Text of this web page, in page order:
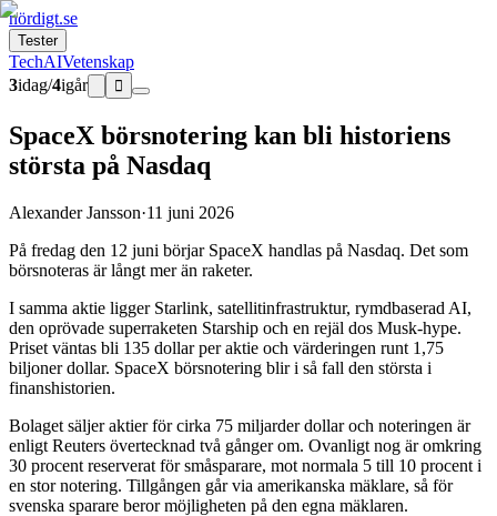
nördigt.se
Tester
TechAIVetenskap
3idag/4igår 
SpaceX börsnotering kan bli historiens
största på Nasdaq
Alexander Jansson·11 juni 2026
På fredag den 12 juni börjar SpaceX handlas på Nasdaq. Det som
börsnoteras är långt mer än raketer.
I samma aktie ligger Starlink, satellitinfrastruktur, rymdbaserad AI,
den oprövade superraketen Starship och en rejäl dos Musk-hype.
Priset väntas bli 135 dollar per aktie och värderingen runt 1,75
biljoner dollar. SpaceX börsnotering blir i så fall den största i
finanshistorien.
Bolaget säljer aktier för cirka 75 miljarder dollar och noteringen är
enligt Reuters övertecknad två gånger om. Ovanligt nog är omkring
30 procent reserverat för småsparare, mot normala 5 till 10 procent i
en stor notering. Tillgången går via amerikanska mäklare, så för
svenska sparare beror möjligheten på den egna mäklaren.